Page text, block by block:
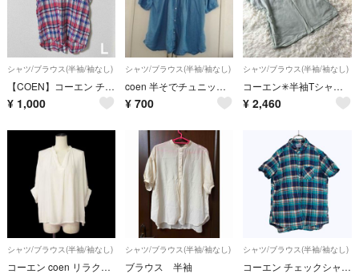
シャツ/ブラウス(半袖/袖なし)
【COEN】コーエン チェック柄 ノースリーブシャツ Lサイズ
¥ 1,000
シャツ/ブラウス(半袖/袖なし)
coen 半そでチュニックブラウス
¥ 700
シャツ/ブラウス(半袖/袖なし)
コーエン✳︎半袖Tシャツ カラー 無地 可愛いお洒落 丸襟 ゆるだぼ 春夏
¥ 2,460
シャツ/ブラウス(半袖/袖なし)
コーエン coen リラクシーストライプスキッパーブラウス シャツ M 白
シャツ/ブラウス(半袖/袖なし)
ブラウス 半袖
シャツ/ブラウス(半袖/袖なし)
コーエン チェックシャツ 半袖 グリーン ネイビー ロゴ刺繍 カジュアル 羽織り